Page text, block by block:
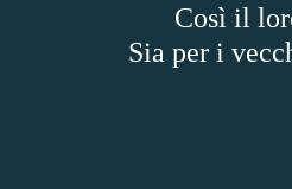
Così il
Sia per i